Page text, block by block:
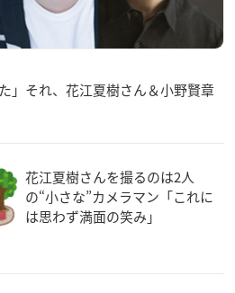
」それ、花江夏樹さん＆小野賢章
花江夏樹さんを撮るのは2人
の“小さな”カメラマン「これに
は思わず満面の笑み」